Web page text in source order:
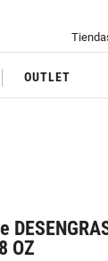
OUTLET
OZ